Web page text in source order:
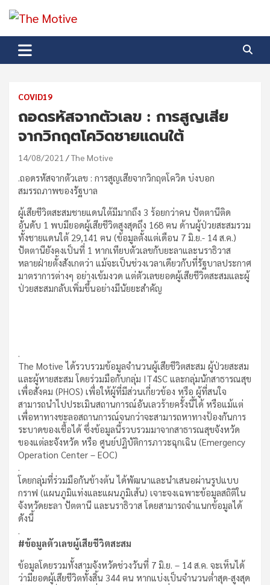
The Motive
COVID19
ถอดรหัสจากตัวเลข : การสูญเสีย
จากวิกฤตโควิดชายแดนใต้
14/08/2021 The Motive
.ถอดรหัสจากตัวเลข : การสูญเสียจากวิกฤตโควิด บ่งบอก
สมรรถภาพของรัฐบาล
ผู้เสียชีวิตสะสมชายแดนใต้มีมากถึง 3 ร้อยกว่าคน ปัตตานีติด
อันดับ 1 พบมียอดผู้เสียชีวิตสูงสุดถึง 168 ฅน ด้านผู้ป่วยสะสมรวม
ทั้งชายแดนใต้ 29,141 ฅน (ข้อมูลตั้งแต่เดือน 7 มิ.ย.- 14 ส.ค.)
ปัตตานียังคงเป็นที่ 1 หากเทียบตัวเลขกับยะลาและนราธิวาส
หลายฝ่ายตั้งสังเกตว่า แม้จะเป็นช่วงเวลาเดียวกับที่รัฐบาลประกาศ
มาตราการต่างๆ อย่างเข้มงวด แต่ตัวเลขยอดผู้เสียชีวิตสะสมและผู้
ป่วยสะสมกลับเพิ่มขึ้นอย่างมีนัยยะสำคัญ
.
The Motive ได้รวบรวมข้อมูลจำนวนผู้เสียชีวิตสะสม ผู้ป่วยสะสม
และผู้หายสะสม โดยร่วมมือกับกลุ่ม IT4SC และกลุ่มนักสาธารณสุข
เพื่อสังคม (PHOS) เพื่อให้ผู้ที่มีส่วนเกี่ยวข้อง หรือ ผู้ที่สนใจ
สามารถนำไปประเมินสถานการณ์อันเลวร้ายครั้งนี้ได้ หรือแม้แต่
เพื่อหาทางชะลอสถานการณ์จนกว่าจะสามารถหาทางป้องกันการ
ระบาดของเชื้อได้ ซึ่งข้อมูลนี้รวบรวมมาจากสาธารณสุขจังหวัด
ของแต่ละจังหวัด หรือ ศูนย์ปฏิบัติการภาวะฉุกเฉิน (Emergency
Operation Center – EOC)
.
โดยกลุ่มที่ร่วมมือกันข้างต้น ได้พัฒนาและนำเสนอผ่านรูปแบบ
กราฟ (แผนภูมิแท่งและแผนภูมิเส้น) เจาะจงเฉพาะข้อมูลสถิติใน
จังหวัดยะลา ปัตตานี และนราธิวาส โดยสามารถจำแนกข้อมูลได้
ดังนี้
.
#ข้อมูลตัวเลขผู้เสียชีวิตสะสม
ข้อมูลโดยรวมทั้งสามจังหวัดช่วงวันที่ 7 มิ.ย. – 14 ส.ค. จะเห็นได้
ว่ามียอดผู้เสียชีวิตทั้งสิ้น 344 ฅน หากแบ่งเป็นจำนวนต่ำสุด-สูงสุด